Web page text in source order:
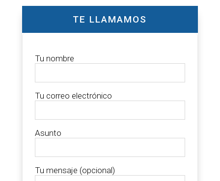
TE LLAMAMOS
Tu nombre
Tu correo electrónico
Asunto
Tu mensaje (opcional)